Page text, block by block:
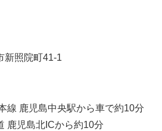
新照院町41-1
線 鹿児島中央駅から車で約10分
鹿児島北ICから約10分